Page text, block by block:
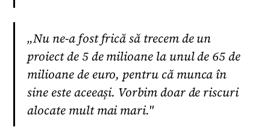
„Nu ne-a fost frică să trecem de un
proiect de 5 de milioane la unul de 65 de
milioane de euro, pentru că munca în
sine este aceeași. Vorbim doar de riscuri
alocate mult mai mari."